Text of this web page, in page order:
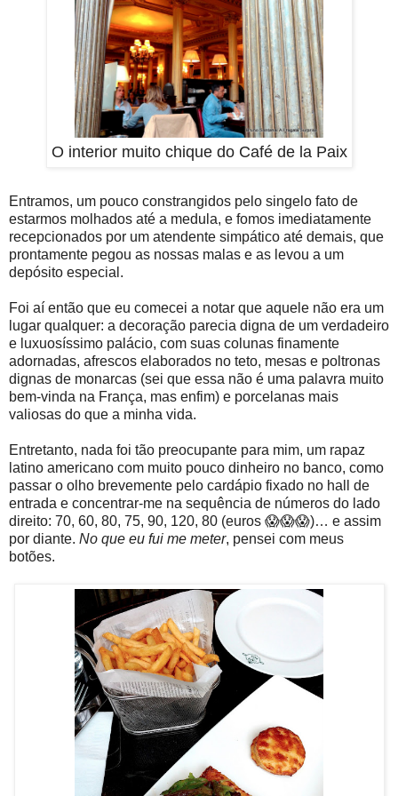
O interior muito chique do Café de la Paix
Entramos, um pouco constrangidos pelo singelo fato de
estarmos molhados até a medula, e fomos imediatamente
recepcionados por um atendente simpático até demais, que
prontamente pegou as nossas malas e as levou a um
depósito especial.
Foi aí então que eu comecei a notar que aquele não era um
lugar qualquer: a decoração parecia digna de um verdadeiro
e luxuosíssimo palácio, com suas colunas finamente
adornadas, afrescos elaborados no teto, mesas e poltronas
dignas de monarcas (sei que essa não é uma palavra muito
bem-vinda na França, mas enfim) e porcelanas mais
valiosas do que a minha vida.
Entretanto, nada foi tão preocupante para mim, um rapaz
latino americano com muito pouco dinheiro no banco, como
passar o olho brevemente pelo cardápio fixado no hall de
entrada e concentrar-me na sequência de números do lado
direito: 70, 60, 80, 75, 90, 120, 80 (euros 😱😱😱)… e assim
por diante. No que eu fui me meter, pensei com meus
botões.